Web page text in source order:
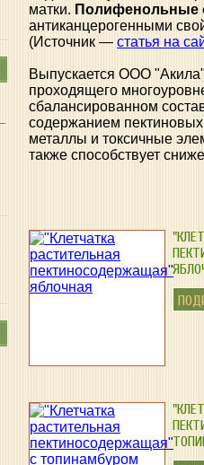
матки. Полифенольные
антиканцерогенными
(Источник — статья на
Выпускается ООО "Акила"
проходящего
сбалансированном
содержанием
металлы и токсичные
также способствует